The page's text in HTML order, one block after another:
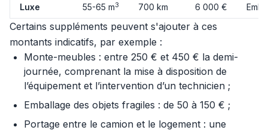
Luxe 55-65 m3 700 km 6 000 €
Certains suppléments peuvent s'ajouter à ces
montants indicatifs, par exemple :
Monte-meubles : entre 250 € et 450 € la demi-
journée, comprenant la mise à disposition de
l’équipement et l’intervention d’un technicien ;
Emballage des objets fragiles : de 50 à 150 € ;
Portage entre le camion et le logement : une